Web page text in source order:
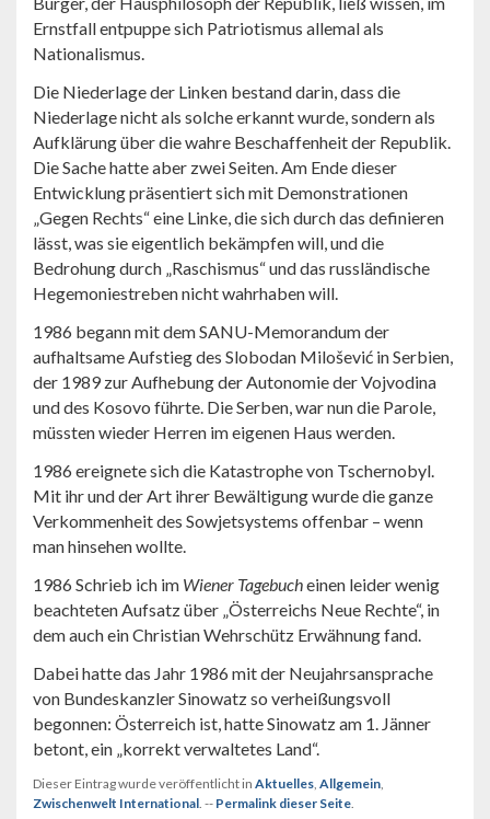
Ernstfall entpuppe sich Patriotismus allemal als
Nationalismus.
Die Niederlage der Linken bestand darin, dass die
Niederlage nicht als solche erkannt wurde, sondern als
Aufklärung über die wahre Beschaffenheit der Republik.
Die Sache hatte aber zwei Seiten. Am Ende dieser
Entwicklung präsentiert sich mit Demonstrationen
„Gegen Rechts“ eine Linke, die sich durch das definieren
lässt, was sie eigentlich bekämpfen will, und die
Bedrohung durch „Raschismus“ und das russländische
Hegemoniestreben nicht wahrhaben will.
1986 begann mit dem SANU-Memorandum der
aufhaltsame Aufstieg des Slobodan Milošević in Serbien,
der 1989 zur Aufhebung der Autonomie der Vojvodina
und des Kosovo führte. Die Serben, war nun die Parole,
müssten wieder Herren im eigenen Haus werden.
1986 ereignete sich die Katastrophe von Tschernobyl.
Mit ihr und der Art ihrer Bewältigung wurde die ganze
Verkommenheit des Sowjetsystems offenbar – wenn
man hinsehen wollte.
1986 Schrieb ich im Wiener Tagebucheinen leider wenig
beachteten Aufsatz über „Österreichs Neue Rechte“, in
dem auch ein Christian Wehrschütz Erwähnung fand.
Dabei hatte das Jahr 1986 mit der Neujahrsansprache
von Bundeskanzler Sinowatz so verheißungsvoll
begonnen: Österreich ist, hatte Sinowatz am 1. Jänner
betont, ein „korrekt verwaltetes Land“.
Dieser Eintrag wurde veröffentlicht in Aktuelles Allgemein
Zwischenwelt International . -- Permalink dieser Seite